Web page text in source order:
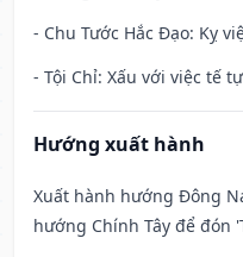
- Chu Tước Hắc Đạo: Kỵ
- Tội Chỉ: Xấu với việc tế
Hướng xuất hành
Xuất hành hướng Đông
hướng Chính Tây để đón